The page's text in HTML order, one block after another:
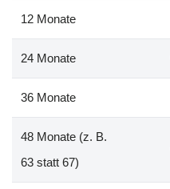
12 Monate
24 Monate
36 Monate
48 Monate (z. B.
63 statt 67)